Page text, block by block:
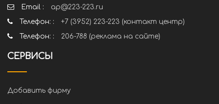
Email :
ap@223-223.ru
Телефон: :
+7 (3952) 223-223 (контакт центр)
Телефон: :
206-788 (реклама на сайте)
СЕРВИСЫ
Добавить фирму